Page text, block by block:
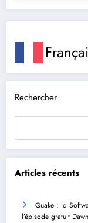
Rechercher
Articles récents
Quake : id
l’épisode gratuit